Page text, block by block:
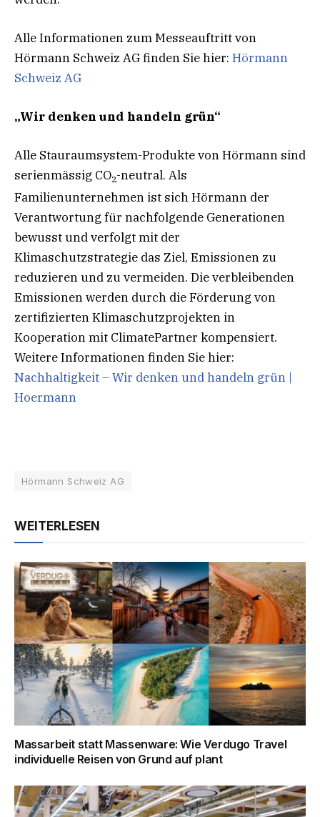
Alle Informationen zum Messeauftritt von
Hörmann Schweiz AG finden Sie hier: Hörmann
Schweiz AG
„Wir denken und handeln grün“
Alle Stauraumsystem-Produkte von Hörmann sind
serienmässig CO2-neutral. Als
Familienunternehmen ist sich Hörmann der
Verantwortung für nachfolgende Generationen
bewusst und verfolgt mit der
Klimaschutzstrategie das Ziel, Emissionen zu
reduzieren und zu vermeiden. Die verbleibenden
Emissionen werden durch die Förderung von
zertifizierten Klimaschutzprojekten in
Kooperation mit ClimatePartner kompensiert.
Weitere Informationen finden Sie hier:
Nachhaltigkeit – Wir denken und handeln grün |
Hoermann
Hörmann Schweiz AG
WEITERLESEN
Massarbeit statt Massenware: Wie Verdugo Travel
individuelle Reisen von Grund auf plant